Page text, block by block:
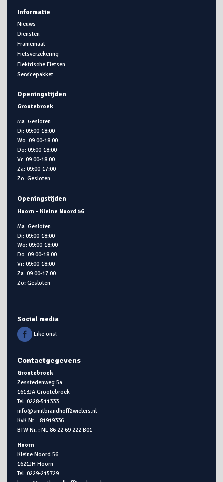
Informatie
Nieuws
Diensten
Framemaat
Fietsverzekering
Elektrische Fietsen
Servicepakket
Openingstijden
Grootebroek
Ma: Gesloten
Di: 09:00-18:00
Wo: 09:00-18:00
Do: 09:00-18:00
Vr: 09:00-18:00
Za: 09:00-17:00
Zo: Gesloten
Openingstijden
Hoorn - Kleine Noord 56
Ma: Gesloten
Di: 09:00-18:00
Wo: 09:00-18:00
Do: 09:00-18:00
Vr: 09:00-18:00
Za: 09:00-17:00
Zo: Gesloten
Social media
Like ons!
Contactgegevens
Grootebroek
Zesstedenweg 5a
1613JA Grootebroek
Tel: 0228-511333
info@smitbrandhoff2wielers.nl
KvK Nr. : 81919336
BTW Nr. : NL 86 22 69 222 B01
Hoorn
Kleine Noord 56
1621JH Hoorn
Tel: 0229-215729